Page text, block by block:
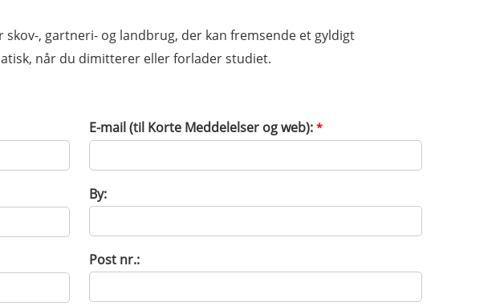
, gartneri- og landbrug, der kan fremsende et gyldigt
når du dimitterer eller forlader studiet.
E-mail (til Korte Meddelelser og web): *
By:
Post nr.: